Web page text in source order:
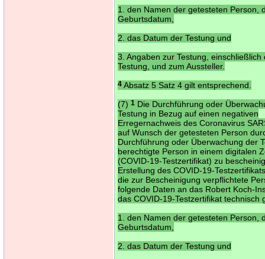
1. den Namen der getesteten Person,
Geburtsdatum,
2. das Datum der Testung und
3. Angaben zur Testung, einschließlich
Testung, und zum Aussteller.
4 Absatz 5 Satz 4 gilt entsprechend.
(7)1 Die Durchführung oder
Testung in Bezug auf einen negativen
Erregernachweis des Coronavirus
auf Wunsch der getesteten Person
Durchführung oder Überwachung der
berechtigte Person in einem digitalen
(COVID-19-Testzertifikat) zu
Erstellung des COVID-19-
die zur Bescheinigung verpflichtete
folgende Daten an das Robert Koch-
das COVID-19-Testzertifikat technisch
1. den Namen der getesteten Person,
Geburtsdatum,
2. das Datum der Testung und